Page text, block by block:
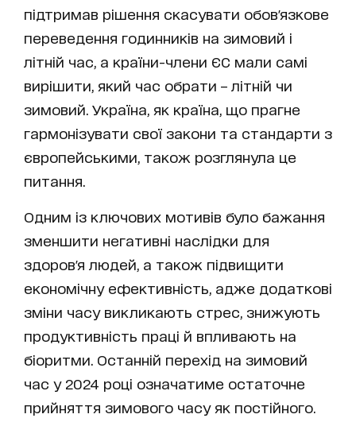
підтримав рішення скасувати обов'язкове
переведення годинників на зимовий і
літній час, а країни-члени ЄС мали самі
вирішити, який час обрати – літній чи
зимовий. Україна, як країна, що прагне
гармонізувати свої закони та стандарти з
європейськими, також розглянула це
питання.
Одним із ключових мотивів було бажання
зменшити негативні наслідки для
здоров'я людей, а також підвищити
економічну ефективність, адже додаткові
зміни часу викликають стрес, знижують
продуктивність праці й впливають на
біоритми. Останній перехід на зимовий
час у 2024 році означатиме остаточне
прийняття зимового часу як постійного.